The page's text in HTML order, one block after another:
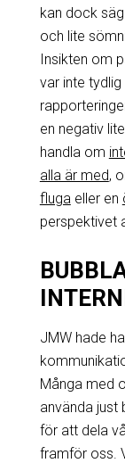
kan dock
och lite
Insikten om
var inte
en negativ
handla om
alla är med,
fluga eller en
perspektivet
JMW hade
Många med
använda just
för att dela
framför oss.